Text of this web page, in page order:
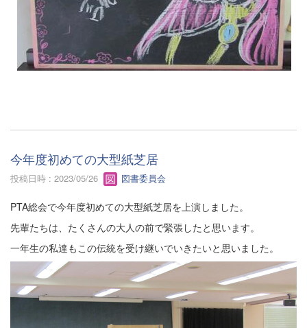
今年度初めての大型紙芝居
投稿日時 : 2023/05/26 図書委員会
PTA総会で今年度初めての大型紙芝居を上演しました。
先輩たちは、たくさんの大人の前で緊張したと思います。
一年生の私達もこの伝統を受け継いでいきたいと思いました。